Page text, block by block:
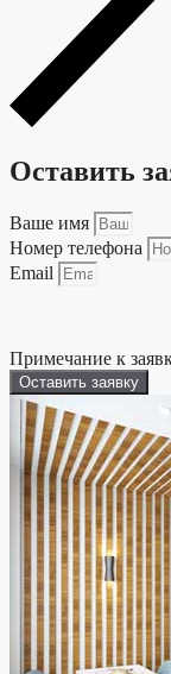
Оставить
Ваше имя
Номер телефона
Email
Примечание к
Оставить заявку